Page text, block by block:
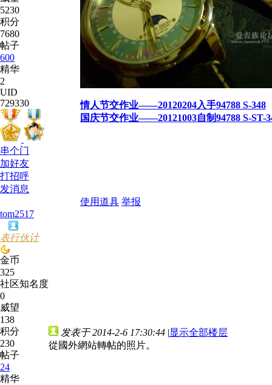
5230
积分
7680
帖子
600
精华
2
UID
729330
串个门
加好友
打招呼
发消息
情人节交作业——20120204入手94788 S-348
国庆节交作业——20121003自制94788 S-ST-
使用道具 举报
tom2517
表行伙计
金币
325
社区知名度
0
威望
138
积分
230
帖子
24
精华
发表于 2014-2-6 17:30:44 |显示全部楼层
從國外網站轉帖的照片。